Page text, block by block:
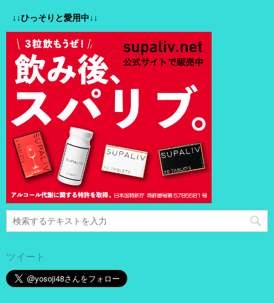
↓↓ひっそりと愛用中↓↓
ツイート